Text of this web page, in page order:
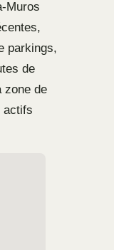
Muros
parkings,
de
zone de
actifs